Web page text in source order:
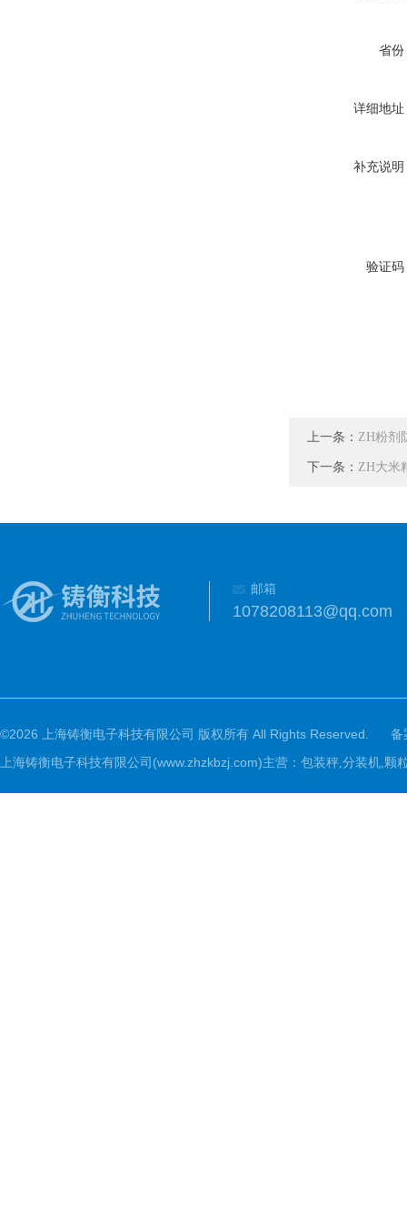
省份
详细地址
补充说明
验证码
上一条： ZH粉剂
下一条： ZH大米
邮箱
1078208113@qq.com
©2026 上海铸衡电子科技有限公司 版权所有 All Rights Reserved.
备
上海铸衡电子科技有限公司(www.zhzkbzj.com)主营： 包装秤,分装机,颗